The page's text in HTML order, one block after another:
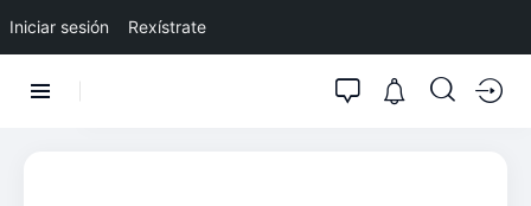
Iniciar sesión Rexístrate